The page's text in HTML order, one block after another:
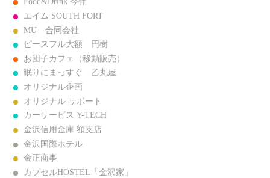
エイム SOUTH FORT
MU 合同会社
ピースフル大額 円樹
お団子カフェ（移動販売）
眠りにまっすぐ 乙丸屋
オリジナル企画
オリジナル サポート
カーサービス Y-TECH
金沢信用金庫 額支店
金沢国際ホテル
金正商事
カプセルHOSTEL「金沢家」